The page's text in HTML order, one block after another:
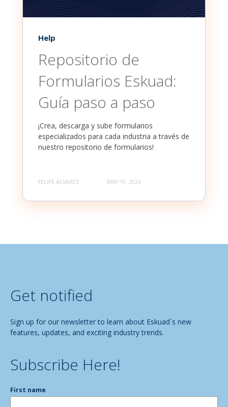
Help
Repositorio de
Formularios Eskuad:
Guía paso a paso
¡Crea, descarga y sube formularios
especializados para cada industria a través de
nuestro repositorio de formularios!
FELIPE ÁLVAREZ MAY 19, 2026
Get notified
Sign up for our newsletter to learn about Eskuad´s new
features, updates, and exciting industry trends.
Subscribe Here!
First name